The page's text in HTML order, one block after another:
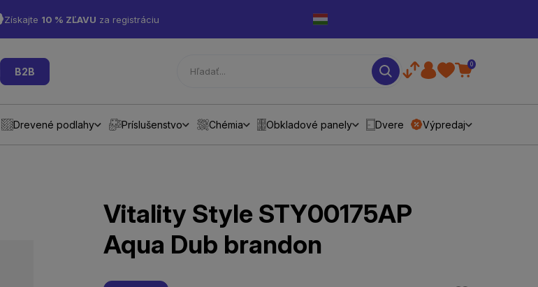
Získajte 10 % ZĽAVU za registráciu
B2B
0
Drevené podlahy Príslušenstvo Chémia Obkladové panely Dvere Výpredaj
Vitality Style STY00175AP
Aqua Dub brandon